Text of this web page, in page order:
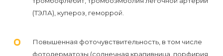
(ТЭЛА), купероз, геморрой.
Повышенная фоточувствительность, в том числе
фотодерматозы (солнечная крапивница, порфирия